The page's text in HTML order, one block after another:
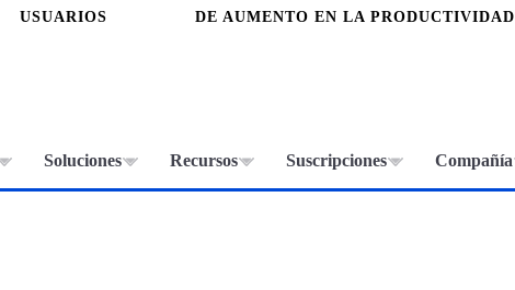
Soluciones Recursos Suscripciones Compañía
USUARIOS DE AUMENTO EN LA PRODUCTIVIDAD